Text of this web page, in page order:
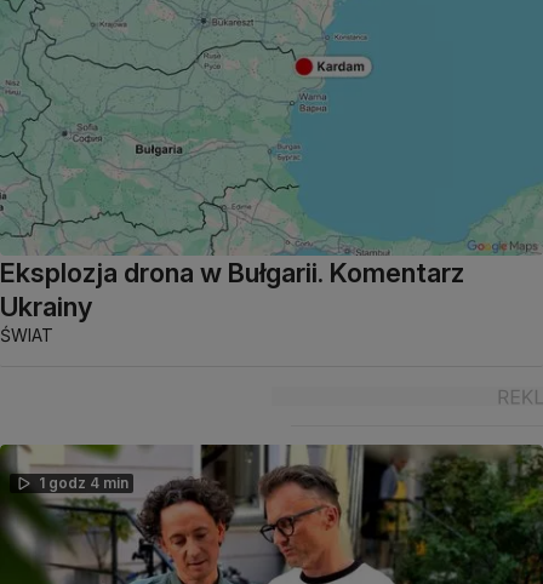
Eksplozja drona w Bułgarii. Komentarz
Ukrainy
ŚWIAT
1 godz 4 min